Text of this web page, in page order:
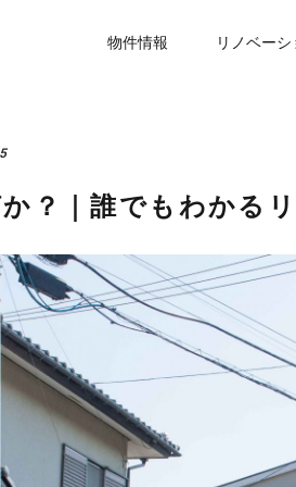
物件情報 リノベーシ
か？｜誰でもわかる